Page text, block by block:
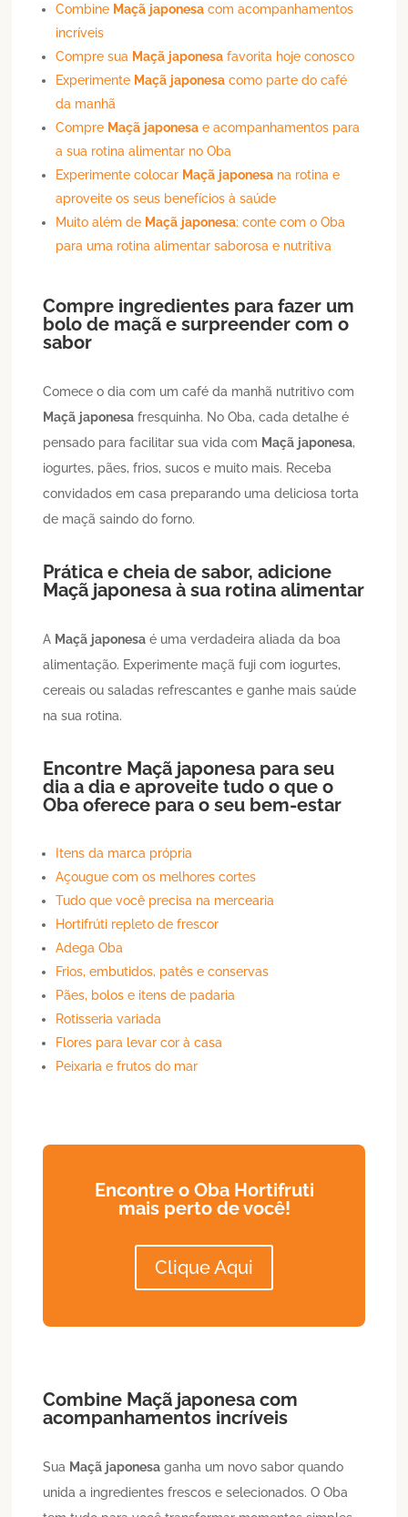
Combine Maçã japonesa com acompanhamentos
incríveis
Compre sua Maçã japonesa favorita hoje conosco
Experimente Maçã japonesa como parte do café
da manhã
Compre Maçã japonesa e acompanhamentos para
a sua rotina alimentar no Oba
Experimente colocar Maçã japonesa na rotina e
aproveite os seus benefícios à saúde
Muito além de Maçã japonesa: conte com o Oba
para uma rotina alimentar saborosa e nutritiva
Compre ingredientes para fazer um
bolo de maçã e surpreender com o
sabor
Comece o dia com um café da manhã nutritivo com
Maçã japonesa fresquinha. No Oba, cada detalhe é
pensado para facilitar sua vida com Maçã japonesa,
iogurtes, pães, frios, sucos e muito mais. Receba
convidados em casa preparando uma deliciosa torta
de maçã saindo do forno.
Prática e cheia de sabor, adicione
Maçã japonesa à sua rotina alimentar
A Maçã japonesa é uma verdadeira aliada da boa
alimentação. Experimente maçã fuji com iogurtes,
cereais ou saladas refrescantes e ganhe mais saúde
na sua rotina.
Encontre Maçã japonesa para seu
dia a dia e aproveite tudo o que o
Oba oferece para o seu bem-estar
Itens da marca própria
Açougue com os melhores cortes
Tudo que você precisa na mercearia
Hortifrúti repleto de frescor
Adega Oba
Frios, embutidos, patês e conservas
Pães, bolos e itens de padaria
Rotisseria variada
Flores para levar cor à casa
Peixaria e frutos do mar
Encontre o Oba Hortifruti
mais perto de você!
Clique Aqui
Combine Maçã japonesa com
acompanhamentos incríveis
Sua Maçã japonesa ganha um novo sabor quando
unida a ingredientes frescos e selecionados. O Oba